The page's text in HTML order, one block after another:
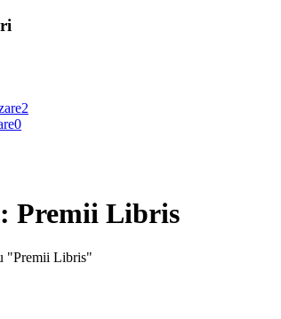
2
0
Premii Libris
"Premii Libris"